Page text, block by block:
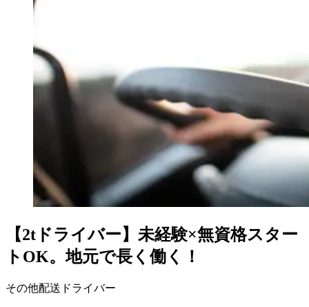
【2tドライバー】未経験×無資格スター
トOK。地元で長く働く！
その他配送ドライバー